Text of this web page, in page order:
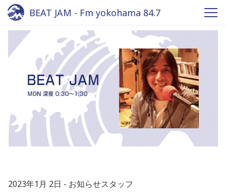
BEAT JAM - Fm yokohama 84.7
2023年1月 2日 お知らせスタッフ